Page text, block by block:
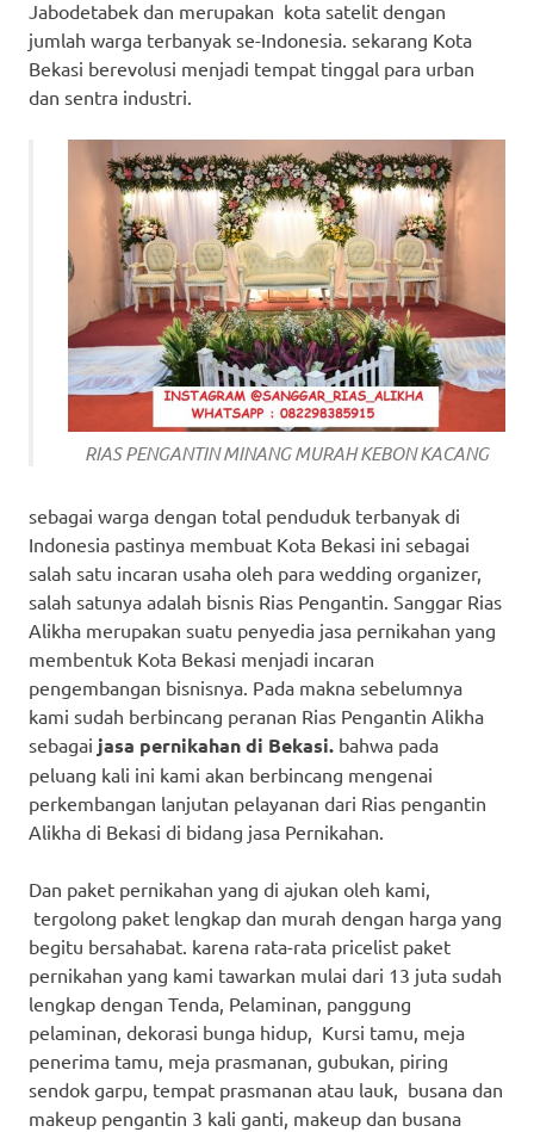
Jabodetabek dan merupakan kota satelit dengan
jumlah warga terbanyak se-Indonesia. sekarang Kota
Bekasi berevolusi menjadi tempat tinggal para urban
dan sentra industri.
RIAS PENGANTIN MINANG MURAH KEBON KACANG
sebagai warga dengan total penduduk terbanyak di
Indonesia pastinya membuat Kota Bekasi ini sebagai
salah satu incaran usaha oleh para wedding organizer,
salah satunya adalah bisnis Rias Pengantin. Sanggar Rias
Alikha merupakan suatu penyedia jasa pernikahan yang
membentuk Kota Bekasi menjadi incaran
pengembangan bisnisnya. Pada makna sebelumnya
kami sudah berbincang peranan Rias Pengantin Alikha
sebagai jasa pernikahan di Bekasi. bahwa pada
peluang kali ini kami akan berbincang mengenai
perkembangan lanjutan pelayanan dari Rias pengantin
Alikha di Bekasi di bidang jasa Pernikahan.
Dan paket pernikahan yang di ajukan oleh kami,
tergolong paket lengkap dan murah dengan harga yang
begitu bersahabat. karena rata-rata pricelist paket
pernikahan yang kami tawarkan mulai dari 13 juta sudah
lengkap dengan Tenda, Pelaminan, panggung
pelaminan, dekorasi bunga hidup, Kursi tamu, meja
penerima tamu, meja prasmanan, gubukan, piring
sendok garpu, tempat prasmanan atau lauk, busana dan
makeup pengantin 3 kali ganti, makeup dan busana